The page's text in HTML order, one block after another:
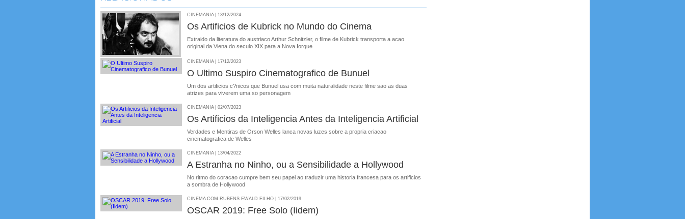
CINEMANIA | 13/12/2024
Os Artificios de Kubrick no Mundo do Cinema
Extraido da literatura do austriaco Arthur Schnitzler, o filme de Kubrick transporta a acao
original da Viena do seculo XIX para a Nova Iorque
CINEMANIA | 17/12/2023
O Ultimo Suspiro Cinematografico de Bunuel
Um dos artificios c?nicos que Bunuel usa com muita naturalidade neste filme sao as duas
atrizes para viverem uma so personagem
CINEMANIA | 02/07/2023
Os Artificios da Inteligencia Antes da Inteligencia Artificial
Verdades e Mentiras de Orson Welles lanca novas luzes sobre a propria criacao
cinematografica de Welles
CINEMANIA | 13/04/2022
A Estranha no Ninho, ou a Sensibilidade a Hollywood
No ritmo do coracao cumpre bem seu papel ao traduzir uma historia francesa para os artificios
a sombra de Hollywood
CINEMA COM RUBENS EWALD FILHO | 17/02/2019
OSCAR 2019: Free Solo (Iidem)